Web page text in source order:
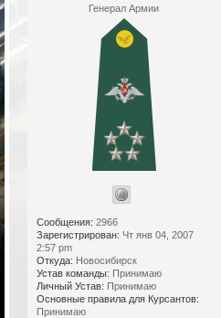
Генерал Армии
Сообщения: 2966
Зарегистрирован: Чт янв 04, 2007
2:57 pm
Откуда: Новосибирск
Устав команды: Принимаю
Личный Устав: Принимаю
Основные правила для Курсантов:
Принимаю